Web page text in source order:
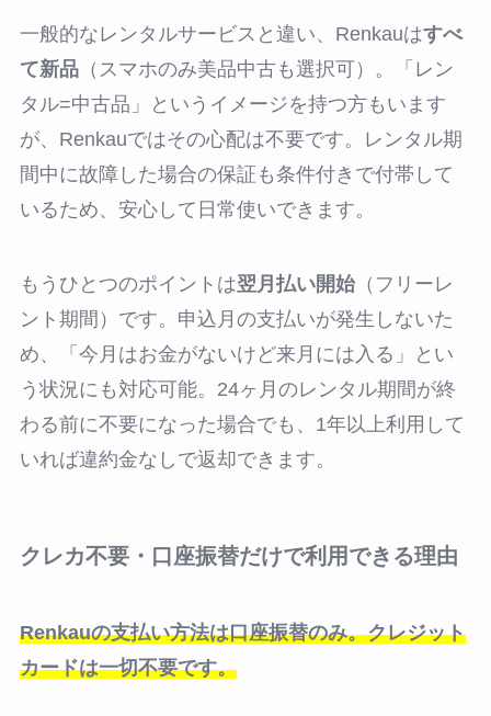
一般的なレンタルサービスと違い、Renkauはすべ
て新品（スマホのみ美品中古も選択可）。「レン
タル=中古品」というイメージを持つ方もいます
が、Renkauではその心配は不要です。レンタル期
間中に故障した場合の保証も条件付きで付帯して
いるため、安心して日常使いできます。
もうひとつのポイントは翌月払い開始（フリーレ
ント期間）です。申込月の支払いが発生しないた
め、「今月はお金がないけど来月には入る」とい
う状況にも対応可能。24ヶ月のレンタル期間が終
わる前に不要になった場合でも、1年以上利用して
いれば違約金なしで返却できます。
クレカ不要・口座振替だけで利用できる理由
Renkauの支払い方法は口座振替のみ。クレジット
カードは一切不要です。